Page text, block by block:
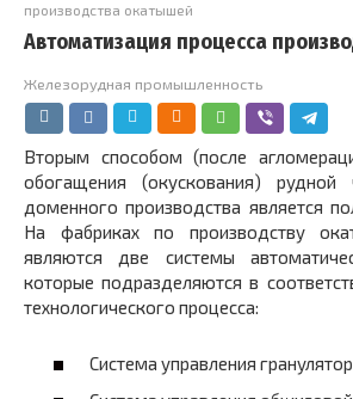
производства окатышей
Автоматизация процесса
Железорудная промышленность
Вторым способом (после
обогащения (окускования)
доменного производства является
На фабриках по производству
являются две системы
которые подразделяются в
технологического процесса:
Система управления